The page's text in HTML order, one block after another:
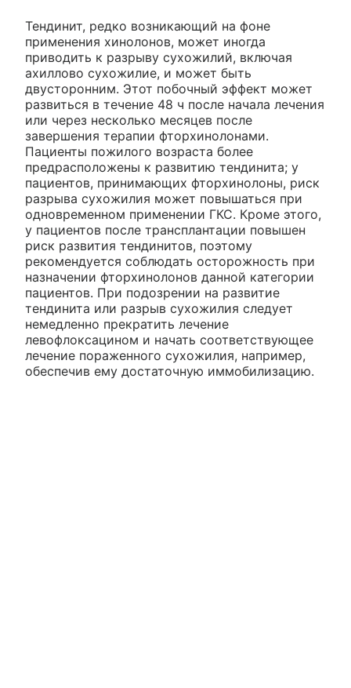
Тендинит, редко возникающий на фоне
применения хинолонов, может иногда
приводить к разрыву сухожилий, включая
ахиллово сухожилие, и может быть
двусторонним. Этот побочный эффект может
развиться в течение 48 ч после начала лечения
или через несколько месяцев после
завершения терапии фторхинолонами.
Пациенты пожилого возраста более
предрасположены к развитию тендинита; у
пациентов, принимающих фторхинолоны, риск
разрыва сухожилия может повышаться при
одновременном применении ГКС. Кроме этого,
у пациентов после трансплантации повышен
риск развития тендинитов, поэтому
рекомендуется соблюдать осторожность при
назначении фторхинолонов данной категории
пациентов. При подозрении на развитие
тендинита или разрыв сухожилия следует
немедленно прекратить лечение
левофлоксацином и начать соответствующее
лечение пораженного сухожилия, например,
обеспечив ему достаточную иммобилизацию.